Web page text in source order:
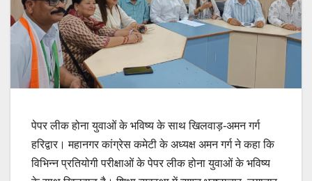
पेपर लीक होना युवाओं के भविष्य के साथ खिलवाड़-अमन गर्ग
हरिद्वार। महानगर कांग्रेस कमेटी के अध्यक्ष अमन गर्ग ने कहा कि
विभिन्न प्रतियोगी परीक्षाओं के पेपर लीक होना युवाओं के भविष्य